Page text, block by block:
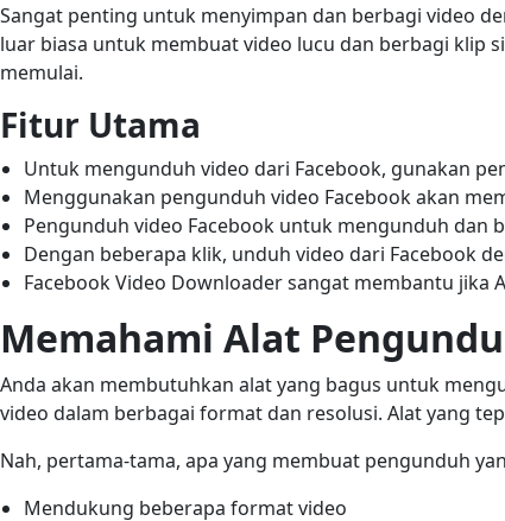
Sangat penting untuk menyimpan dan berbagi video
luar biasa untuk membuat video lucu dan berbagi klip
memulai.
Fitur Utama
Untuk mengunduh video dari Facebook, gunakan
Menggunakan pengunduh video Facebook akan
Pengunduh video Facebook untuk mengunduh dan
Dengan beberapa klik, unduh video dari Facebook
Facebook Video Downloader sangat membantu jika
Memahami Alat
Anda akan membutuhkan alat yang bagus untuk
video dalam berbagai format dan resolusi. Alat yang
Nah, pertama-tama, apa yang membuat pengunduh
Mendukung beberapa format video